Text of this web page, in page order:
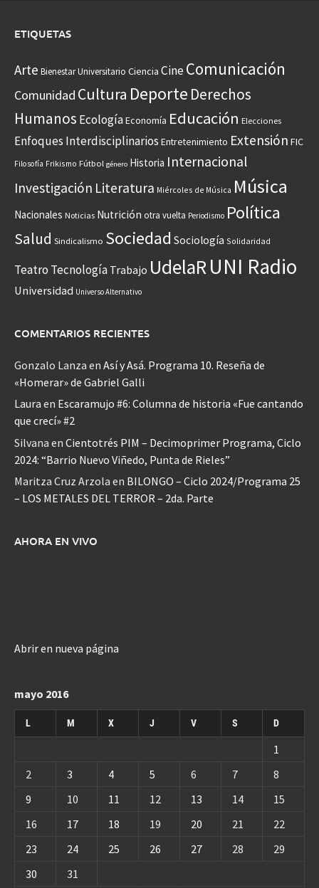
ETIQUETAS
Arte Bienestar Universitario Ciencia CineComunicación
Comunidad Cultura Deporte Derechos
Humanos EcologíaEconomía Educación Elecciones
Enfoques Interdisciplinarios Entretenimiento Extensión FIC
Filosofía Frikismo Fútbol género Historia Internacional
Investigación Literatura Miércoles de Música Música
Nacionales Noticias Nutrición otra vuelta Periodismo Política
Salud Sindicalismo Sociedad Sociología Solidaridad
Teatro Tecnología Trabajo UdelaR UNI Radio
Universidad Universo Alternativo
COMENTARIOS RECIENTES
Gonzalo Lanza en Así y Asá. Programa 10. Reseña de
«Homerar» de Gabriel Galli
Laura en Escaramujo #6: Columna de historia «Fue cantando
que crecí» #2
Silvana en Cientotrés PIM – Decimoprimer Programa, Ciclo
2024: “Barrio Nuevo Viñedo, Punta de Rieles”
Maritza Cruz Arzola en BILONGO – Ciclo 2024/Programa 25
– LOS METALES DEL TERROR – 2da. Parte
AHORA EN VIVO
Abrir en nueva página
mayo 2016
L M X J V S D
1
2
3 4 5 6 7
8
9
10 11 12 13 14
15
16
17 18 19 20 21
22
23
24 25 26 27 28
29
30
31